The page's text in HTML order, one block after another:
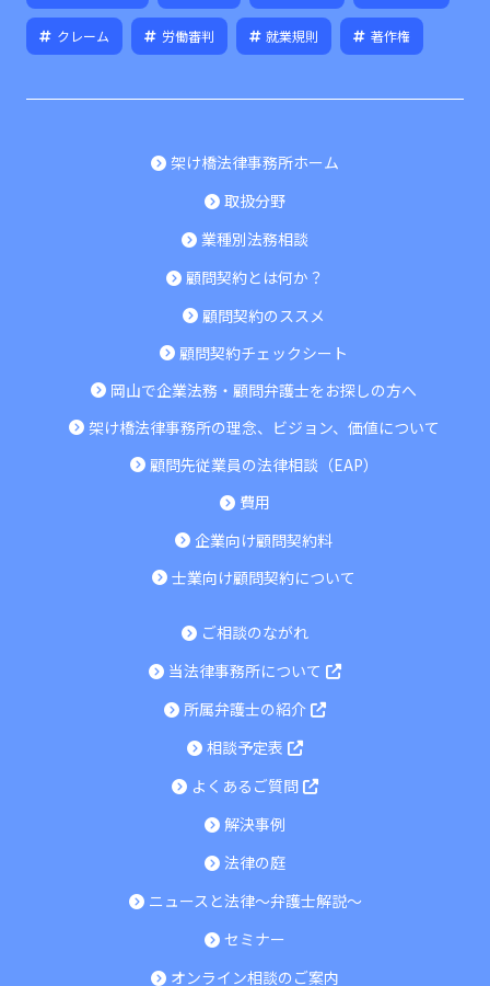
クレーム 労働審判 就業規則 著作権
架け橋法律事務所ホーム
取扱分野
業種別法務相談
顧問契約とは何か？
顧問契約のススメ
顧問契約チェックシート
岡山で企業法務・顧問弁護士をお探しの方へ
架け橋法律事務所の理念、ビジョン、価値について
顧問先従業員の法律相談（EAP）
費用
企業向け顧問契約料
士業向け顧問契約について
ご相談のながれ
当法律事務所について
所属弁護士の紹介
相談予定表
よくあるご質問
解決事例
法律の庭
ニュースと法律～弁護士解説～
セミナー
オンライン相談のご案内